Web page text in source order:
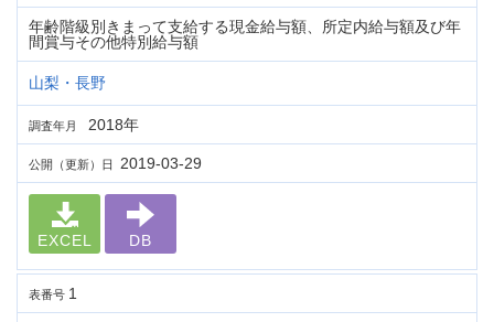
年齢階級別きまって支給する現金給与額、所定内給与額及び年
間賞与その他特別給与額
山梨・長野
調査年月 2018年
公開（更新）日 2019-03-29
EXCEL DB
表番号 1